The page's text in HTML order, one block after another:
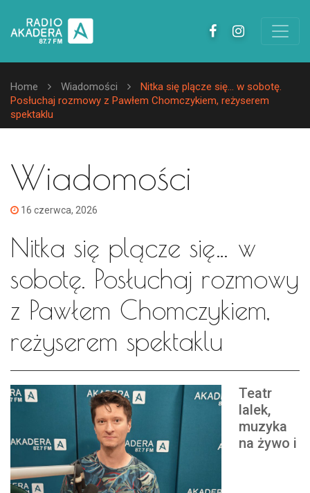
Home Wiadomości
Nitka się plącze się… w sobotę.
Posłuchaj rozmowy z Pawłem Chomczykiem, reżyserem
spektaklu
Wiadomości
16 czerwca, 2026
Nitka się plącze się… w
sobotę. Posłuchaj rozmowy
z Pawłem Chomczykiem,
reżyserem spektaklu
Teatr
lalek,
muzyka
na żywo i